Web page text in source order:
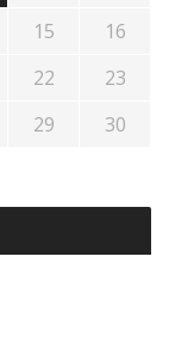
15
16
22
23
29
30